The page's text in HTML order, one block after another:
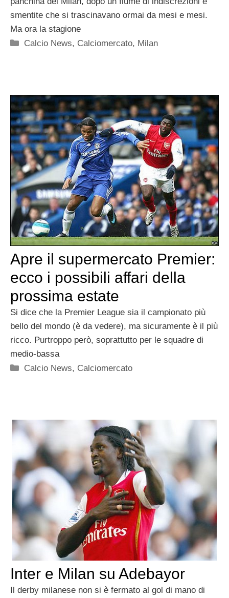
smentite che si trascinavano ormai da mesi e mesi.
Ma ora la stagione
Categorie
Calcio News, Calciomercato, Milan
Apre il supermercato Premier:
ecco i possibili affari della
prossima estate
Si dice che la Premier League sia il campionato più
bello del mondo (è da vedere), ma sicuramente è il più
ricco. Purtroppo però, soprattutto per le squadre di
medio-bassa
Categorie
Calcio News, Calciomercato
Inter e Milan su Adebayor
Il derby milanese non si è fermato al gol di mano di